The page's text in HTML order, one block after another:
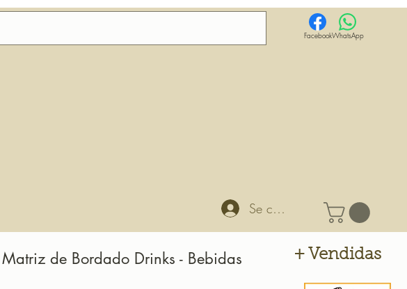
FacebookWhatsApp
Se connecter
Matriz de Bordado Drinks - Bebidas + Vendidas